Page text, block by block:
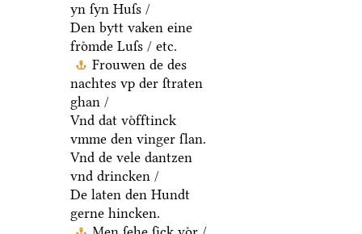
yn ſyn Huſs /
Den bytt vaken eine
froͤmde Luſs / etc.
Frouwen de des
nachtes vp der ſtraten
ghan /
Vnd dat voͤfftinck
vmme den vinger ſlan.
Vnd de vele dantzen
vnd drincken /
De laten den Hundt
gerne hincken.